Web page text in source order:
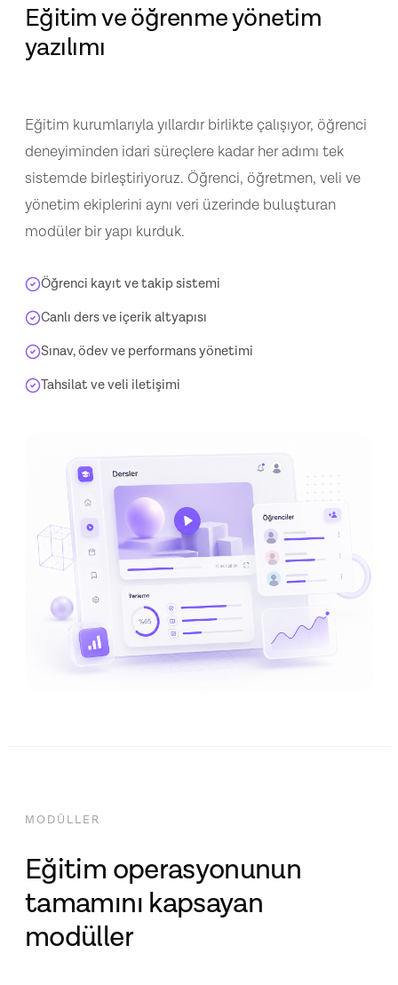
Eğitim ve öğrenme yönetim
yazılımı
Eğitim kurumlarıyla yıllardır birlikte çalışıyor, öğrenci
deneyiminden idari süreçlere kadar her adımı tek
sistemde birleştiriyoruz. Öğrenci, öğretmen, veli ve
yönetim ekiplerini aynı veri üzerinde buluşturan
modüler bir yapı kurduk.
Öğrenci kayıt ve takip sistemi
Canlı ders ve içerik altyapısı
Sınav, ödev ve performans yönetimi
Tahsilat ve veli iletişimi
MODÜLLER
Eğitim operasyonunun
tamamını kapsayan
modüller